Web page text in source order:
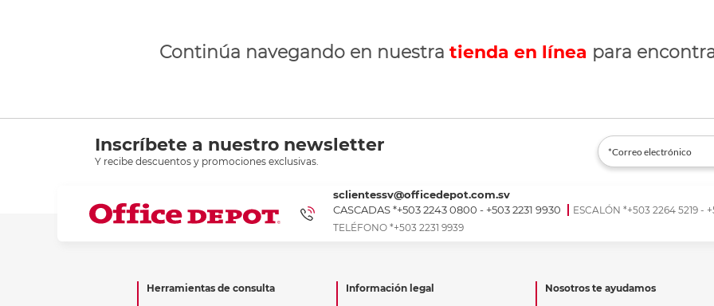
Continúa navegando en nuestra tienda en línea para
Inscríbete a nuestro newsletter
Y recibe descuentos y promociones exclusivas.
sclientessv@officedepot.com.sv
CASCADAS *+503 2243 0800 - +503 2231 9930
ESCALÓN *+503 2264 5219 -
TELÉFONO *+503 2231 9939
Herramientas de consulta Información legal Nosotros te ayudamos